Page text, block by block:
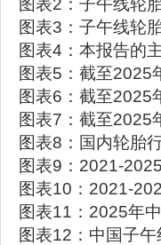
图表2：子午线轮
图表3：子午线轮
图表4：本报告的
图表5：截至2025
图表6：截至2025
图表7：截至2025
图表8：国内轮胎
图表9：2021-
图表10：2021-
图表11：2025年
图表12：中国子